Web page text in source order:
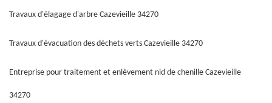
Travaux d'élagage d'arbre Cazevieille 34270
Travaux d'évacuation des déchets verts Cazevieille 34270
Entreprise pour traitement et enlèvement nid de chenille Cazevieille
34270